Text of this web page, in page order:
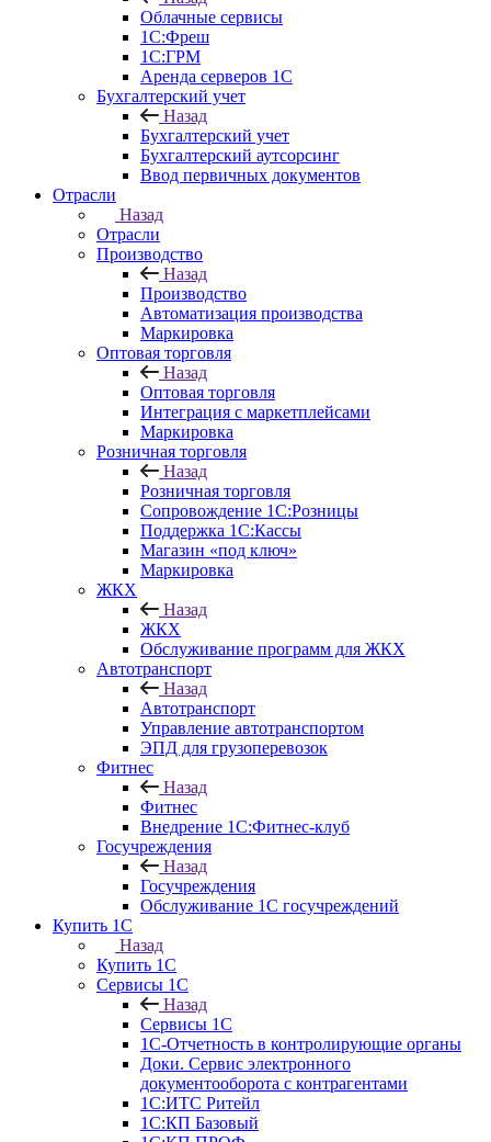
Облачные сервисы
1С:Фреш
1С:ГРМ
Аренда серверов 1С
Бухгалтерский учет
Назад
Бухгалтерский учет
Бухгалтерский аутсорсинг
Ввод первичных документов
Отрасли
Назад
Отрасли
Производство
Назад
Производство
Автоматизация производства
Маркировка
Оптовая торговля
Назад
Оптовая торговля
Интеграция с маркетплейсами
Маркировка
Розничная торговля
Назад
Розничная торговля
Сопровождение 1С:Розницы
Поддержка 1С:Кассы
Магазин «под ключ»
Маркировка
ЖКХ
Назад
ЖКХ
Обслуживание программ для ЖКХ
Автотранспорт
Назад
Автотранспорт
Управление автотранспортом
ЭПД для грузоперевозок
Фитнес
Назад
Фитнес
Внедрение 1С:Фитнес-клуб
Госучреждения
Назад
Госучреждения
Обслуживание 1С госучреждений
Купить 1С
Назад
Купить 1С
Сервисы 1С
Назад
Сервисы 1С
1С-Отчетность в контролирующие органы
Доки. Сервис электронного
документооборота с контрагентами
1С:ИТС Ритейл
1С:КП Базовый